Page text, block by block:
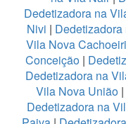
Dedetizadora na
Nivi |
Vila Nova
Conceição |
Dedetizadora na
Vila Nova União |
Dedetizadora na